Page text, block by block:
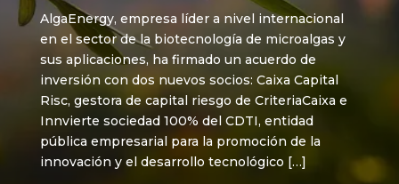
AlgaEnergy, empresa líder a nivel internacional
en el sector de la biotecnología de microalgas y
sus aplicaciones, ha firmado un acuerdo de
inversión con dos nuevos socios: Caixa Capital
Risc, gestora de capital riesgo de CriteriaCaixa e
Innvierte sociedad 100% del CDTI, entidad
pública empresarial para la promoción de la
innovación y el desarrollo tecnológico […]